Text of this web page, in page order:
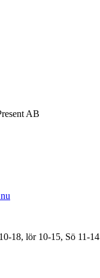
AB
18, lör 10-15, Sö 11-14